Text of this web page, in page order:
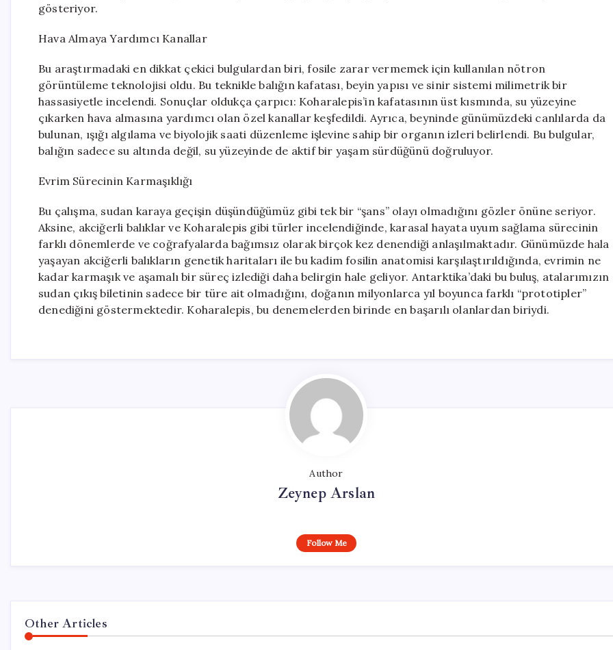
gösteriyor.
Hava Almaya Yardımcı Kanallar
Bu araştırmadaki en dikkat çekici bulgulardan biri, fosile zarar vermemek için kullanılan nötron
görüntüleme teknolojisi oldu. Bu teknikle balığın kafatası, beyin yapısı ve sinir sistemi milimetrik bir
hassasiyetle incelendi. Sonuçlar oldukça çarpıcı: Koharalepis’in kafatasının üst kısmında, su yüzeyine
çıkarken hava almasına yardımcı olan özel kanallar keşfedildi. Ayrıca, beyninde günümüzdeki canlılarda da
bulunan, ışığı algılama ve biyolojik saati düzenleme işlevine sahip bir organın izleri belirlendi. Bu bulgular,
balığın sadece su altında değil, su yüzeyinde de aktif bir yaşam sürdüğünü doğruluyor.
Evrim Sürecinin Karmaşıklığı
Bu çalışma, sudan karaya geçişin düşündüğümüz gibi tek bir “şans” olayı olmadığını gözler önüne seriyor.
Aksine, akciğerli balıklar ve Koharalepis gibi türler incelendiğinde, karasal hayata uyum sağlama sürecinin
farklı dönemlerde ve coğrafyalarda bağımsız olarak birçok kez denendiği anlaşılmaktadır. Günümüzde hala
yaşayan akciğerli balıkların genetik haritaları ile bu kadim fosilin anatomisi karşılaştırıldığında, evrimin ne
kadar karmaşık ve aşamalı bir süreç izlediği daha belirgin hale geliyor. Antarktika’daki bu buluş, atalarımızın
sudan çıkış biletinin sadece bir türe ait olmadığını, doğanın milyonlarca yıl boyunca farklı “prototipler”
denediğini göstermektedir. Koharalepis, bu denemelerden birinde en başarılı olanlardan biriydi.
Author
Zeynep Arslan
Follow Me
Other Articles